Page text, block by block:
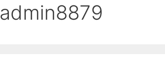
admin8879